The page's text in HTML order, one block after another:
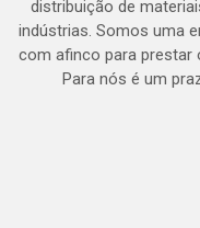
distribuição de
indústrias. Somos uma
com afinco para prestar
Para nós é um